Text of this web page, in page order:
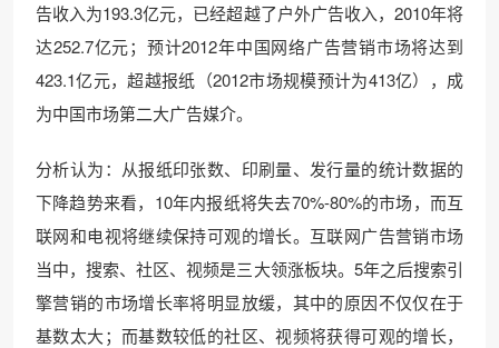
告收入为193.3亿元，已经超越了户外广告收入，2010年将
达252.7亿元；预计2012年中国网络广告营销市场将达到
423.1亿元，超越报纸（2012市场规模预计为413亿），成
为中国市场第二大广告媒介。
分析认为：从报纸印张数、印刷量、发行量的统计数据的
下降趋势来看，10年内报纸将失去70%-80%的市场，而互
联网和电视将继续保持可观的增长。互联网广告营销市场
当中，搜索、社区、视频是三大领涨板块。5年之后搜索引
擎营销的市场增长率将明显放缓，其中的原因不仅仅在于
基数太大；而基数较低的社区、视频将获得可观的增长，